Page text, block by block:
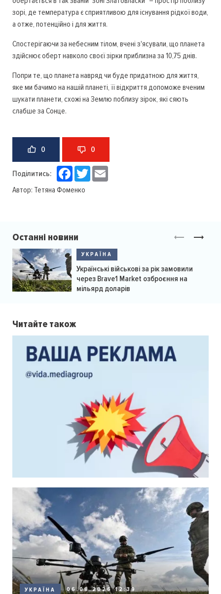
зорі, де температура є сприятливою для існування рідкої води,
а отже, потенційно і для життя.
Спостерігаючи за небесним тілом, вчені з'ясували, що планета
здійснює оберт навколо своєї зірки приблизна за 10,75 днів.
Попри те, що планета навряд чи буде придатною для життя,
яке ми бачимо на нашій планеті, її відкриття допоможе вченим
шукати планети, схожі на Землю поблизу зірок, які сяють
слабше за Сонце.
0 0
Поділитись: Facebook
Twitter
Автор: Тетяна Фоменко
Останні новини
УКРАЇНА
Українські військові за рік замовили
через Brave1 Market озброєння на
мільярд доларів
Читайте також
УКРАЇНА 06.08.2026 12:39